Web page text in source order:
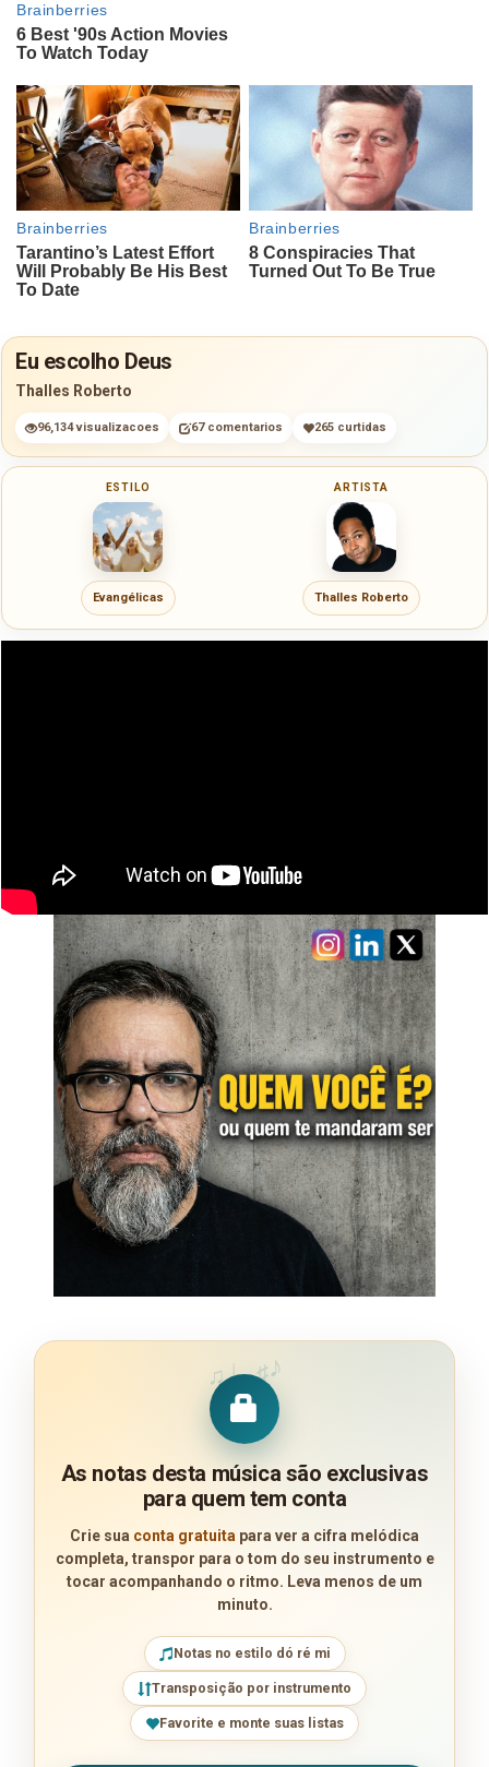
Eu escolho Deus
Thalles Roberto
96,134 visualizacoes 67 comentarios 265 curtidas
ESTILO
Evangélicas
ARTISTA
Thalles Roberto
♫♩♯♪
As notas desta música são exclusivas
para quem tem conta
Crie sua conta gratuita para ver a cifra melódica
completa, transpor para o tom do seu instrumento e
tocar acompanhando o ritmo. Leva menos de um
minuto.
Notas no estilo dó ré mi
Transposição por instrumento
Favorite e monte suas listas